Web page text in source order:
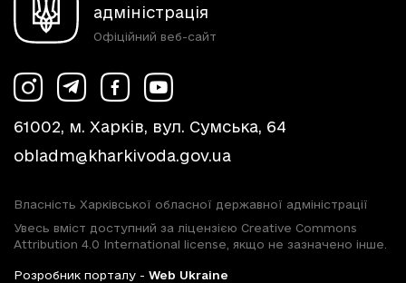
адміністрація
Офіційний веб-сайт
61002, м. Харків, вул. Сумська, 64
obladm@kharkivoda.gov.ua
Власність Харківської обласної державної адміністрації
Увесь вміст доступний за ліцензією Creative Commons
Attribution 4.0 International license, якщо не зазначено інше.
Розробник порталу - Web Ukraine